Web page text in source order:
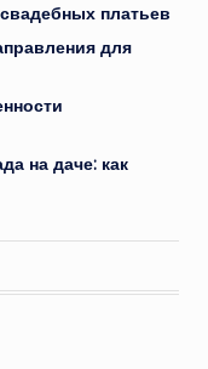
платьев
для
на даче: как